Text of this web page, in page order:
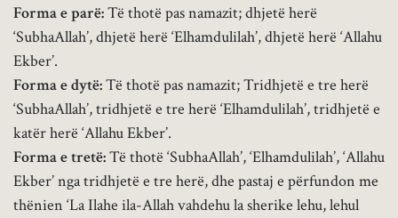
Forma e parë:Të thotë pas namazit; dhjetë herë
‘SubhaAllah’, dhjetë herë ‘Elhamdulilah’, dhjetë herë ‘Allahu
Ekber’.
Forma e dytë:Të thotë pas namazit; Tridhjetë e tre herë
‘SubhaAllah’, tridhjetë e tre herë ‘Elhamdulilah’, tridhjetë e
katër herë ‘Allahu Ekber’.
Forma e tretë:Të thotë ‘SubhaAllah’, ‘Elhamdulilah’, ‘Allahu
Ekber’ nga tridhjetë e tre herë, dhe pastaj e përfundon me
thënien ‘La Ilahe ila-Allah vahdehu la sherike lehu, lehul